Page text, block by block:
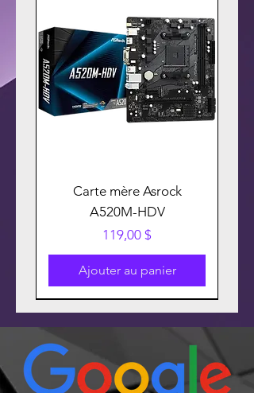
Carte mère Asrock
A520M-HDV
Prix
119,00 $
Ajouter au panier